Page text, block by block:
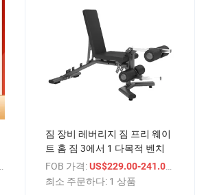
짐 장비 레버리지 짐 프리 웨이
트 홈 짐 3에서 1 다목적 벤치
FOB 가격: US$229.00-241.00
최소 주문하다: 1 상품